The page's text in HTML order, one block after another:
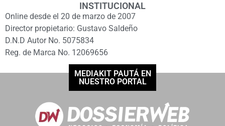
INSTITUCIONAL
Online desde el 20 de marzo de 2007
Director propietario: Gustavo Saldeño
D.N.D Autor No. 5075834
Reg. de Marca No. 12069656
MEDIAKIT PAUTÁ EN
NUESTRO PORTAL